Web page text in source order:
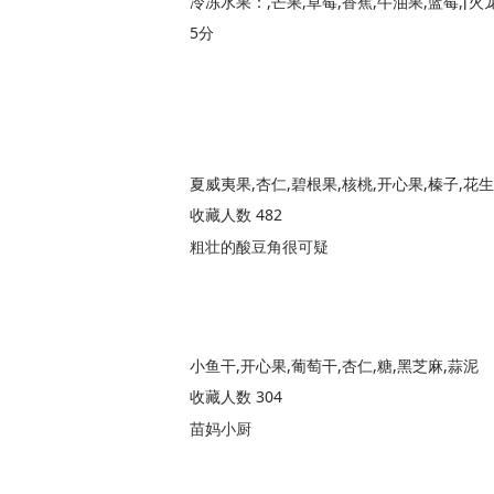
5分
夏威夷果,杏仁,碧根果,核桃,开心果,榛子,花生
收藏人数 482
粗壮的酸豆角很可疑
小鱼干,开心果,葡萄干,杏仁,糖,黑芝麻,蒜泥
收藏人数 304
苗妈小厨